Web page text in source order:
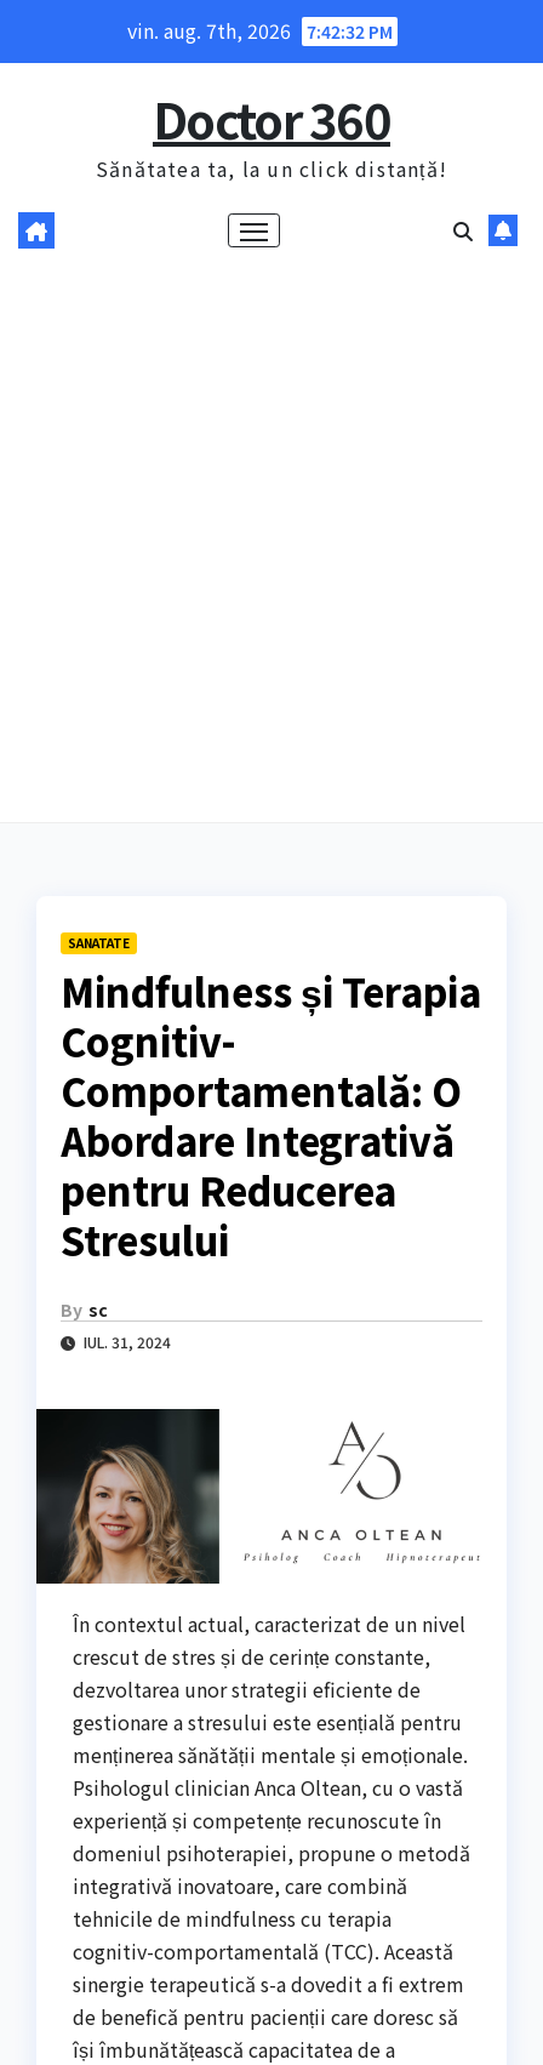
vin. aug. 7th, 2026 7:42:33 PM
Doctor 360
Sănătatea ta, la un click distanță!
SANATATE
Mindfulness și Terapia
Cognitiv-
Comportamentală: O
Abordare Integrativă
pentru Reducerea
Stresului
By sc
IUL. 31, 2024
În contextul actual, caracterizat de un nivel
crescut de stres și de cerințe constante,
dezvoltarea unor strategii eficiente de
gestionare a stresului este esențială pentru
menținerea sănătății mentale și emoționale.
Psihologul clinician Anca Oltean, cu o vastă
experiență și competențe recunoscute în
domeniul psihoterapiei, propune o metodă
integrativă inovatoare, care combină
tehnicile de mindfulness cu terapia
cognitiv-comportamentală (TCC). Această
sinergie terapeutică s-a dovedit a fi extrem
de benefică pentru pacienții care doresc să
își îmbunătățească capacitatea de a